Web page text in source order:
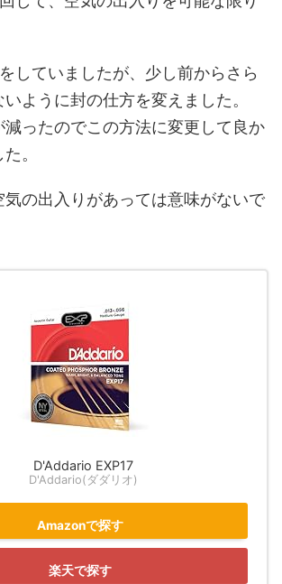
していましたが、少し前からさら
ように封の仕方を変えました。
ったのでこの方法に変更して良か
。
気の出入りがあっては意味がないで
D'Addario EXP17
D'Addario(ダダリオ)
Amazonで探す
楽天で探す